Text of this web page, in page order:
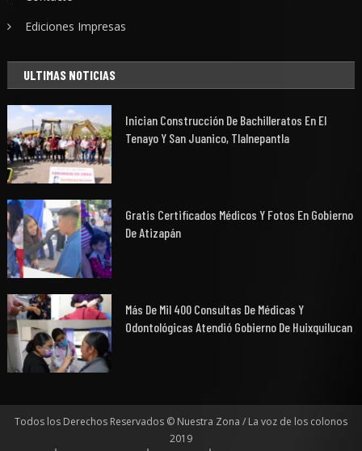
Ediciones Impresas
ULTIMAS NOTICIAS
Inician Construcción De Bachilleratos En El
Tenayo Y San Juanico, Tlalnepantla
Gratis Certificados Médicos Y Fotos En Gobierno
De Atizapán
Más De Mil 400 Consultas De Médicas Y
Odontológicas Atendió Gobierno De Huixquilucan
Todos los Derechos Reservados © Nuestra Zona / La voz de los colonos
2019